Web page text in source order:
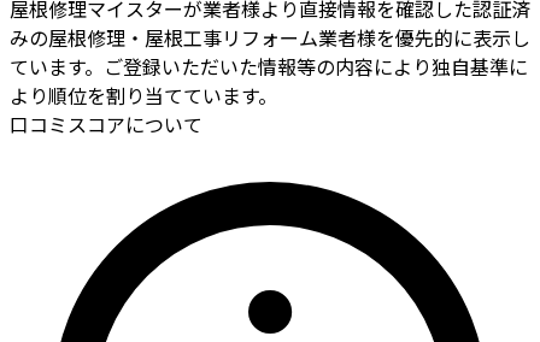
屋根修理マイスターが業者様より直接情報を確認した認証済
みの屋根修理・屋根工事リフォーム業者様を優先的に表示し
ています。ご登録いただいた情報等の内容により独自基準に
より順位を割り当てています。
口コミスコアについて